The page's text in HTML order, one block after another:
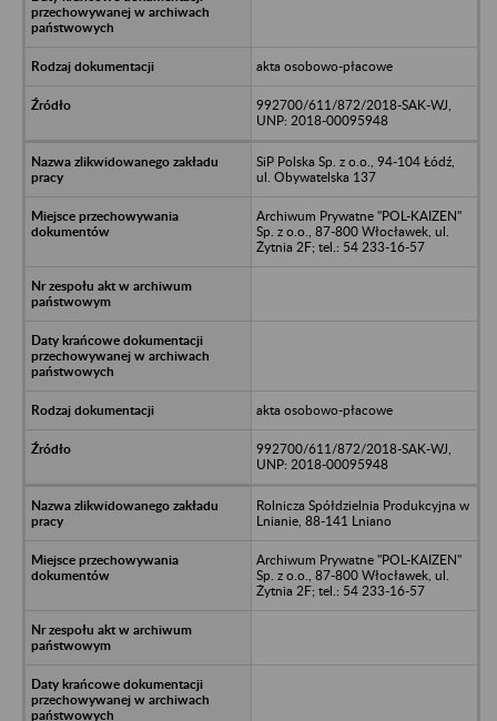
akta osobowo-płacowe
992700/611/872/2018-SAK-WJ,
UNP: 2018-00095948
SiP Polska Sp. z o.o., 94-104 Łódź,
ul. Obywatelska 137
Archiwum Prywatne "POL-KAIZEN"
Sp. z o.o., 87-800 Włocławek, ul.
Żytnia 2F; tel.: 54 233-16-57
akta osobowo-płacowe
992700/611/872/2018-SAK-WJ,
UNP: 2018-00095948
Rolnicza Spółdzielnia Produkcyjna w
Lnianie, 88-141 Lniano
Archiwum Prywatne "POL-KAIZEN"
Sp. z o.o., 87-800 Włocławek, ul.
Żytnia 2F; tel.: 54 233-16-57